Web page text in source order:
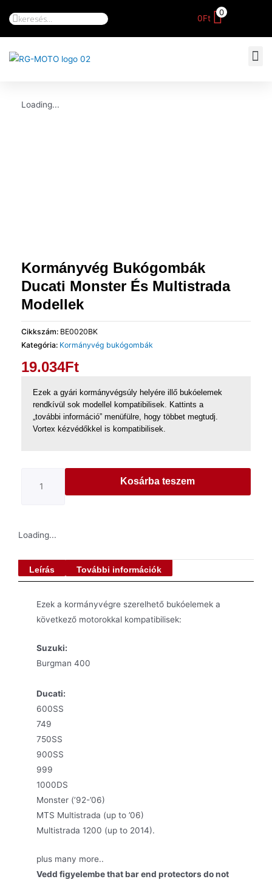
0Ft
0
Loading...
Kormányvég Bukógombák
Ducati Monster És Multistrada
Modellek
Cikkszám: BE0020BK
Kategória: Kormányvég bukógombák
19.034Ft
Ezek a gyári kormányvégsúly helyére illő bukóelemek
rendkívül sok modellel kompatibilisek. Kattints a
„további információ” menüfülre, hogy többet megtudj.
Vortex kézvédőkkel is kompatibilisek.
Kosárba teszem
Loading...
Leírás További információk
Ezek a kormányvégre szerelhető bukóelemek a
következő motorokkal kompatibilisek:
Suzuki:
Burgman 400
Ducati:
600SS
749
750SS
900SS
999
1000DS
Monster (’92-’06)
MTS Multistrada (up to ’06)
Multistrada 1200 (up to 2014).
plus many more..
Vedd figyelembe that bar end protectors do not